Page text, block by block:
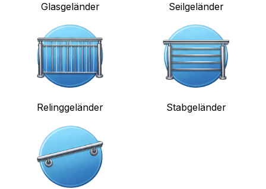
Glasgeländer Seilgeländer
Relinggeländer Stabgeländer